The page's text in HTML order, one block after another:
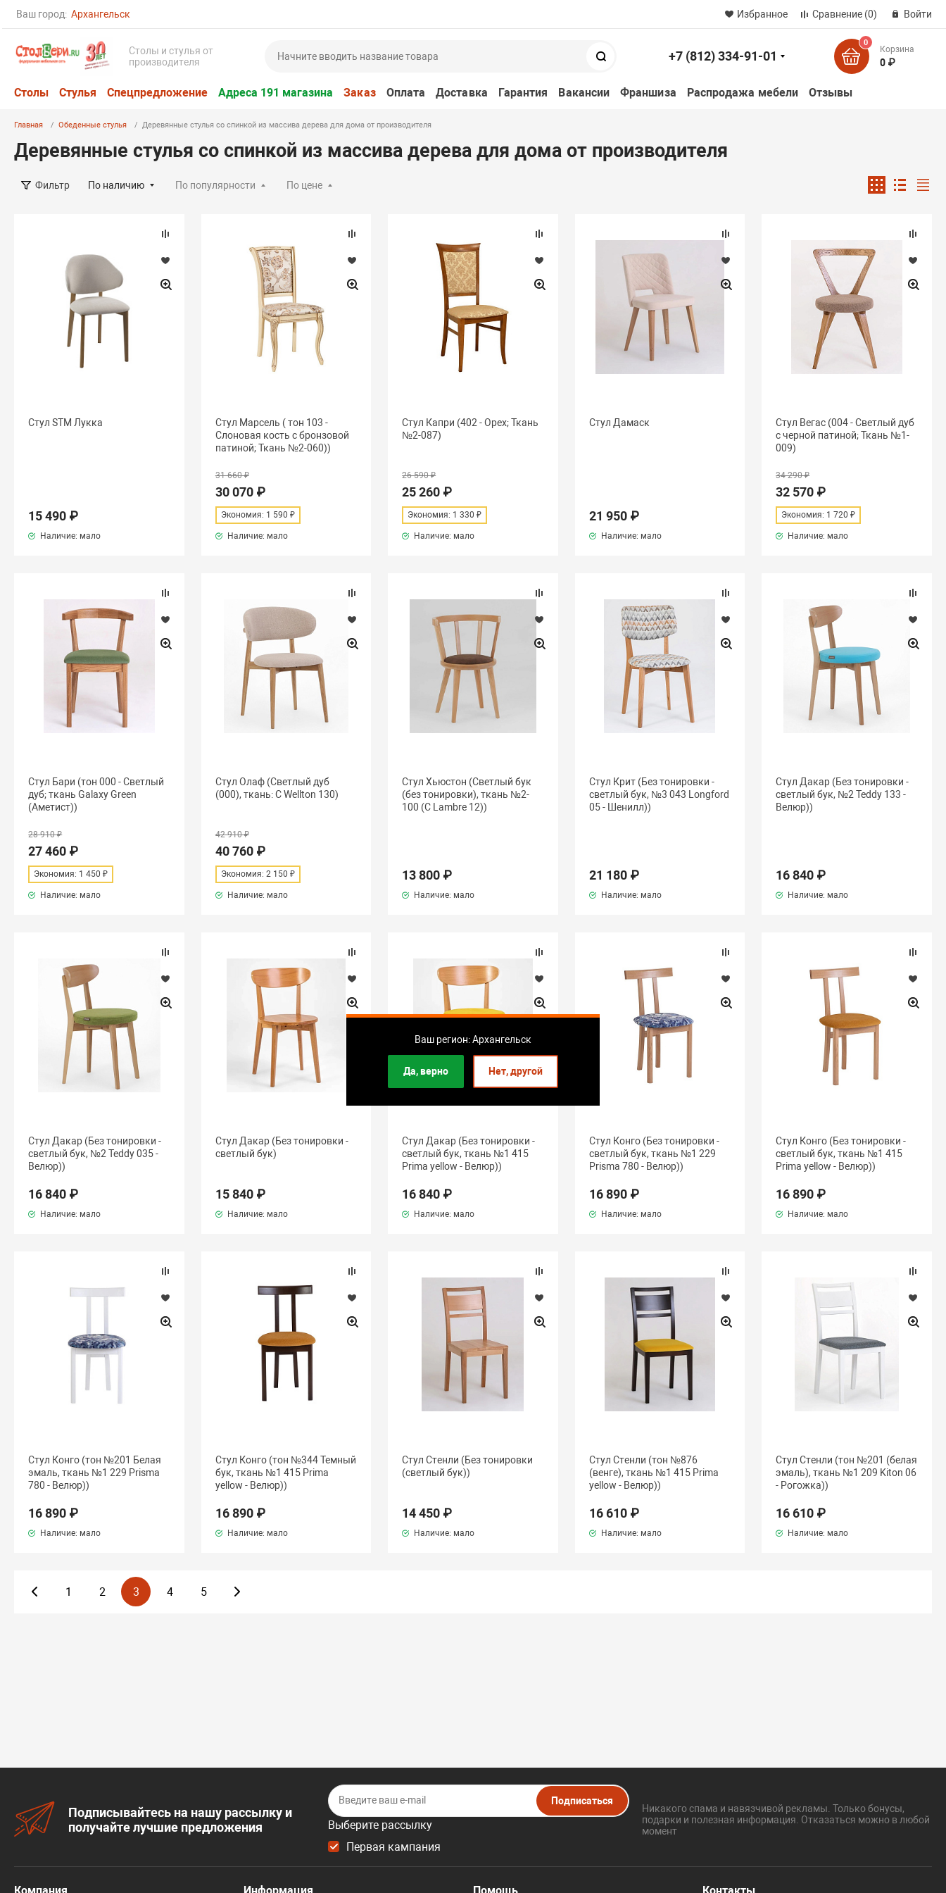
Ваш город: Архангельск
Ваш регион: Архангельск
Да, верно Нет, другой
Избранное Сравнение (0) Войти
Столы и стулья от
производителя
+7 (812) 334-91-01
0
Корзина
0 ₽
Столы Стулья Спецпредложение Адреса 191 магазина Заказ Оплата Доставка Гарантия Вакансии Франшиза Распродажа мебели Отзывы
Главная Обеденные стулья Деревянные стулья со спинкой из массива дерева для дома от производителя
Деревянные стулья со спинкой из массива дерева для дома от производителя
Фильтр По наличию По популярности По цене
Стул STM Лукка
15 490 ₽
Наличие: мало
Стул Марсель ( тон 103 -
Слоновая кость с бронзовой
патиной; Ткань №2-060))
31 660 ₽
30 070 ₽
Экономия: 1 590 ₽
Наличие: мало
Стул Капри (402 - Орех; Ткань
№2-087)
26 590 ₽
25 260 ₽
Экономия: 1 330 ₽
Наличие: мало
Стул Дамаск
21 950 ₽
Наличие: мало
Стул Вегас (004 - Светлый дуб
с черной патиной; Ткань №1-
009)
34 290 ₽
32 570 ₽
Экономия: 1 720 ₽
Наличие: мало
Стул Бари (тон 000 - Светлый
дуб; ткань Galaxy Green
(Аметист))
28 910 ₽
27 460 ₽
Экономия: 1 450 ₽
Наличие: мало
Стул Олаф (Светлый дуб
(000), ткань: C Wellton 130)
42 910 ₽
40 760 ₽
Экономия: 2 150 ₽
Наличие: мало
Стул Хьюстон (Светлый бук
(без тонировки), ткань №2-
100 (C Lambre 12))
13 800 ₽
Наличие: мало
Стул Крит (Без тонировки -
светлый бук, №3 043 Longford
05 - Шенилл))
21 180 ₽
Наличие: мало
Стул Дакар (Без тонировки -
светлый бук, №2 Teddy 133 -
Велюр))
16 840 ₽
Наличие: мало
Стул Дакар (Без тонировки -
светлый бук, №2 Teddy 035 -
Велюр))
16 840 ₽
Наличие: мало
Стул Дакар (Без тонировки -
светлый бук)
15 840 ₽
Наличие: мало
Стул Дакар (Без тонировки -
светлый бук, ткань №1 415
Prima yellow - Велюр))
16 840 ₽
Наличие: мало
Стул Конго (Без тонировки -
светлый бук, ткань №1 229
Prisma 780 - Велюр))
16 890 ₽
Наличие: мало
Стул Конго (Без тонировки -
светлый бук, ткань №1 415
Prima yellow - Велюр))
16 890 ₽
Наличие: мало
Стул Конго (тон №201 Белая
эмаль, ткань №1 229 Prisma
780 - Велюр))
16 890 ₽
Наличие: мало
Стул Конго (тон №344 Темный
бук, ткань №1 415 Prima
yellow - Велюр))
16 890 ₽
Наличие: мало
Стул Стенли (Без тонировки
(светлый бук))
14 450 ₽
Наличие: мало
Стул Стенли (тон №876
(венге), ткань №1 415 Prima
yellow - Велюр))
16 610 ₽
Наличие: мало
Стул Стенли (тон №201 (белая
эмаль), ткань №1 209 Kiton 06
- Рогожка))
16 610 ₽
Наличие: мало
1 2 3 4 5
Подписывайтесь на нашу рассылку и
получайте лучшие предложения
Выберите рассылку
Первая кампания
Подписаться
Никакого спама и навязчивой рекламы. Только бонусы,
подарки и полезная информация. Отказаться можно в любой
момент